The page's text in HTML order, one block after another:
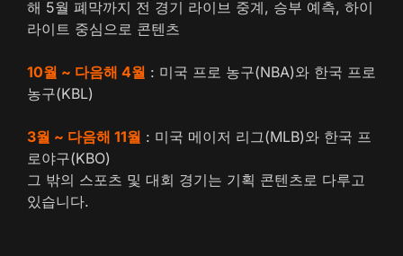
해 5월 폐막까지 전 경기 라이브 중계, 승부 예측, 하이
라이트 중심으로 콘텐츠
10월 ~ 다음해 4월 : 미국 프로 농구(NBA)와 한국 프로
농구(KBL)
3월 ~ 다음해 11월 : 미국 메이저 리그(MLB)와 한국 프
로야구(KBO)
그 밖의 스포츠 및 대회 경기는 기획 콘텐츠로 다루고
있습니다.